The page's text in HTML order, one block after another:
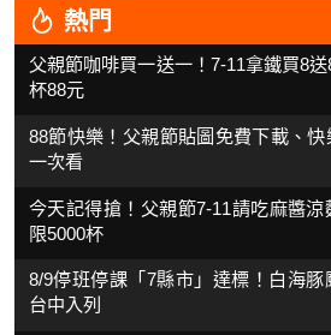
熱門
父親節咖啡買一送一！7-11拿鐵買8
杯88元
88節快樂！父親節貼圖免費下載、
一次看
今天記得搶！父親節7-11請吃麻醬
限5000杯
8/9停班停課「7縣市」達標！白海
台中入列